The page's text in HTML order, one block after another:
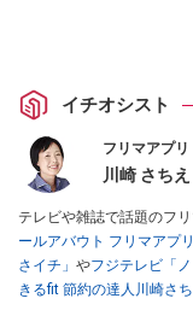
イチオシスト
フリマアプ
川崎 さちえ
テレビや雑誌で話題のフ
ールアバウト フリマアプ
さイチ」 やフジテレビ「ノ
きるfit 節約の達人川崎さ